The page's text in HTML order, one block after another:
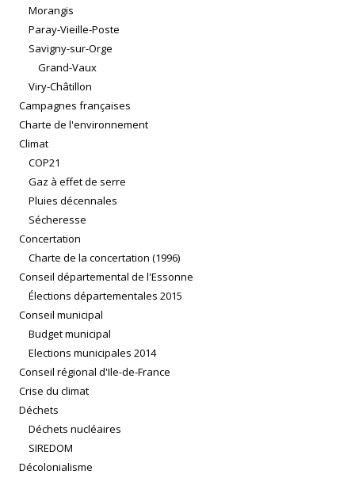
Morangis
Paray-Vieille-Poste
Savigny-sur-Orge
Grand-Vaux
Viry-Châtillon
Campagnes françaises
Charte de l'environnement
Climat
COP21
Gaz à effet de serre
Pluies décennales
Sécheresse
Concertation
Charte de la concertation (1996)
Conseil départemental de l'Essonne
Élections départementales 2015
Conseil municipal
Budget municipal
Elections municipales 2014
Conseil régional d'Ile-de-France
Crise du climat
Déchets
Déchets nucléaires
SIREDOM
Décolonialisme